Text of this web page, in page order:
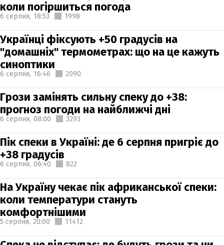
коли погіршиться погода
6 серпня, 18:53 1998
Українці фіксують +50 градусів на
"домашніх" термометрах: що на це кажуть
синоптики
6 серпня, 16:46 2090
Грози замінять сильну спеку до +38:
прогноз погоди на найближчі дні
6 серпня, 08:00 3293
Пік спеки в Україні: де 6 серпня пригріє до
+38 градусів
6 серпня, 06:40 822
На Україну чекає пік африканської спеки:
коли температури стануть
комфортнішими
5 серпня, 20:00 11412